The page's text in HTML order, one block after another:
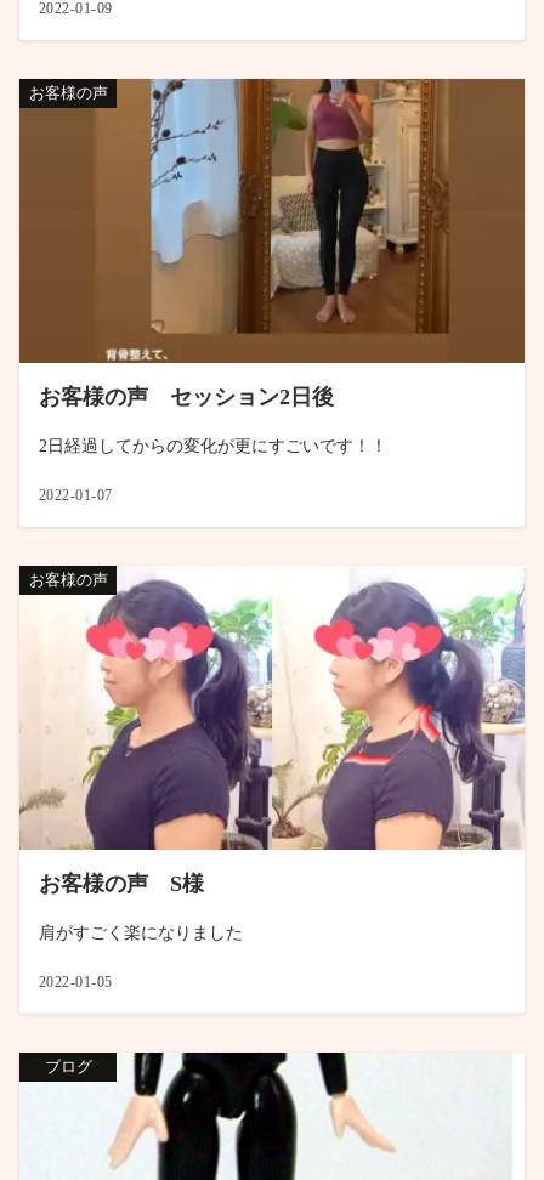
2022-01-09
お客様の声
お客様の声 セッション2日後
2日経過してからの変化が更にすごいです！！
2022-01-07
お客様の声
お客様の声 S様
肩がすごく楽になりました
2022-01-05
ブログ